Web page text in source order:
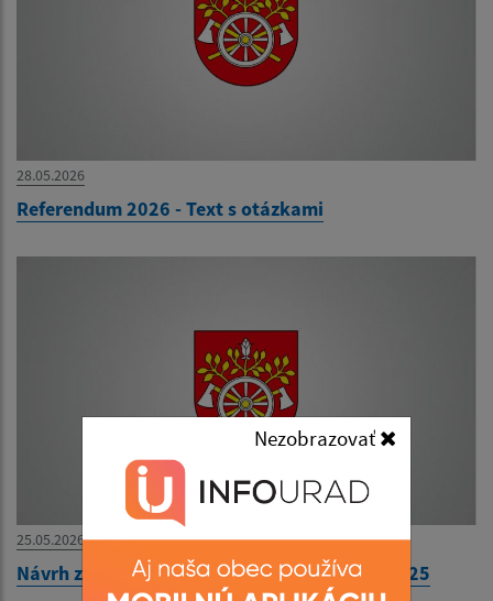
Nezobrazovať
28.05.2026
Referendum 2026 - Text s otázkami
25.05.2026
Návrh záverečného účtu obce Ozdín za rok 2025